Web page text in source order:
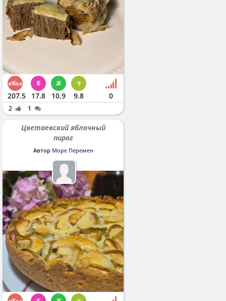
207.5 17.8 10.9 9.8 0
2 1
Цветаевский яблочный
пирог
Автор Море Перемен